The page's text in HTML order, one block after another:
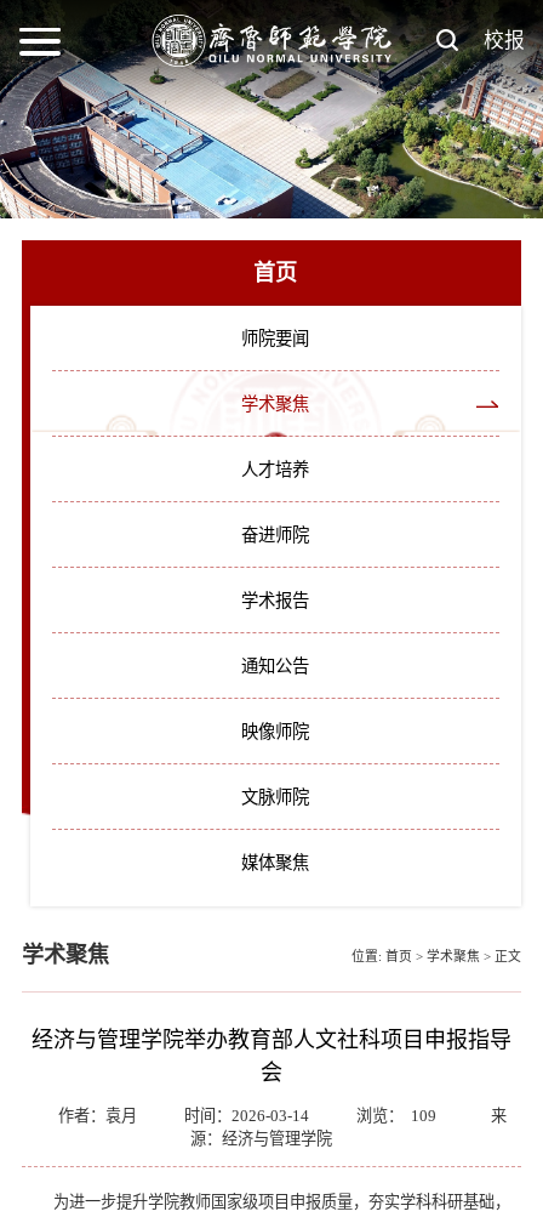
校报
首页
师院要闻
学术聚焦
人才培养
奋进师院
学术报告
通知公告
映像师院
文脉师院
媒体聚焦
学术聚焦 位置: 首页 > 学术聚焦 > 正文
经济与管理学院举办教育部人文社科项目申报指导
会
作者：袁月 时间：2026-03-14 浏览： 109
来
源：经济与管理学院
为进一步提升学院教师国家级项目申报质量，夯实学科科研基础，